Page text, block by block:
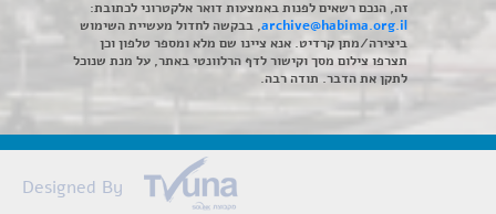
זה, הנכם רשאים לפנות באמצעות דואר אלקטרוני לכתובת:
archive@habima.org.il, בבקשה לחדול מעשיית השימוש
ביצירה/מתן קרדיט. אנא ציינו שם מלא ומספר טלפון וכן
תצרפו צילום מסך וקישור לדף הרלוונטי באתר, על מנת שנוכל
לתקן את הדבר. תודה רבה.
Designed By